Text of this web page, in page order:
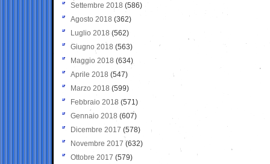
Settembre 2018 (586)
Agosto 2018 (362)
Luglio 2018 (562)
Giugno 2018 (563)
Maggio 2018 (634)
Aprile 2018 (547)
Marzo 2018 (599)
Febbraio 2018 (571)
Gennaio 2018 (607)
Dicembre 2017 (578)
Novembre 2017 (632)
Ottobre 2017 (579)